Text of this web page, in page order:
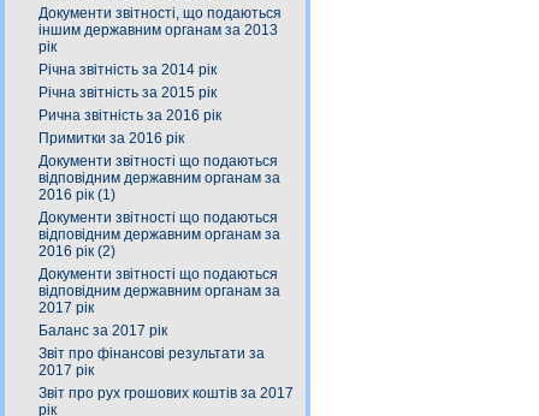
Документи звітності, що подаються
іншим державним органам за 2013
рік
Річна звітність за 2014 рік
Річна звітність за 2015 рік
Рична звітність за 2016 рік
Примитки за 2016 рік
Документи звітності що подаються
відповідним державним органам за
2016 рік (1)
Документи звітності що подаються
відповідним державним органам за
2016 рік (2)
Документи звітності що подаються
відповідним державним органам за
2017 рік
Баланс за 2017 рік
Звіт про фінансові результати за
2017 рік
Звіт про рух грошових коштів за 2017
рік